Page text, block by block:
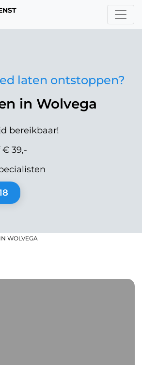
laten ontstoppen?
in Wolvega
bereikbaar!
39,-
WOLVEGA